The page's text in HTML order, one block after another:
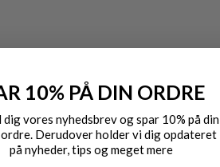
10% PÅ DIN ORDRE
dig vores nyhedsbrev og spar 10% på din
Derudover holder vi dig opdateret
på nyheder, tips og meget mere